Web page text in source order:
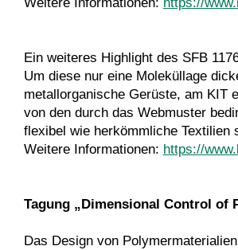
Weitere Informationen: https://
Ein weiteres Highlight des SFB
Um diese nur eine Moleküllage
metallorganische Gerüste, am KIT
von den durch das Webmuster
flexibel wie herkömmliche Textilien
Weitere Informationen: https://
Tagung „Dimensional Control of
Das Design von